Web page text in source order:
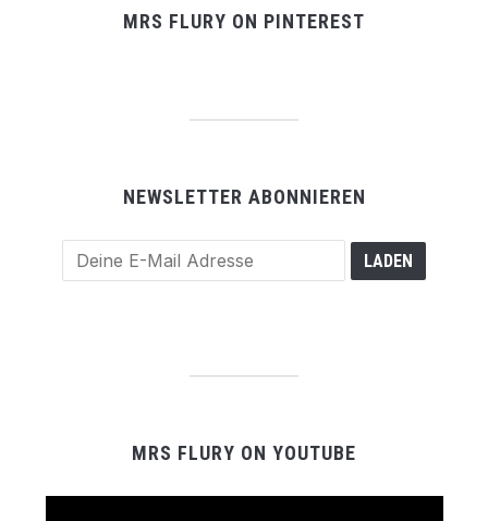
MRS FLURY ON PINTEREST
NEWSLETTER ABONNIEREN
MRS FLURY ON YOUTUBE